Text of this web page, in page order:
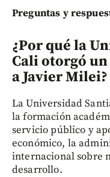
Preguntas y
¿Por qué la
Cali otorgó
a Javier Milei?
La Universidad
la formación
servicio público y
económico, la
internacional sobre
desarrollo.